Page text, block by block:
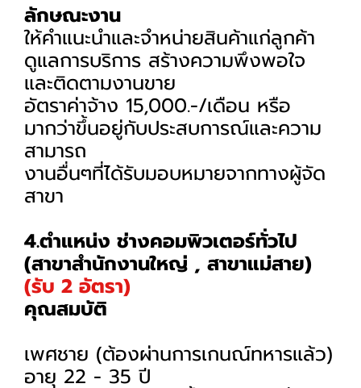
ลักษณะงาน
ให้คำแนะนำและจำหน่ายสินค้าแก่ลูกค้า
ดูแลการบริการ สร้างความพึงพอใจ
และติดตามงานขาย
อัตราค่าจ้าง 15,000.-/เดือน หรือ
มากว่าขึ้นอยู่กับประสบการณ์และความ
สามารถ
งานอื่นๆที่ได้รับมอบหมายจากทางผู้จัด
สาขา
4.ตำแหน่ง ช่างคอมพิวเตอร์ทั่วไป
(สาขาสำนักงานใหญ่ , สาขาแม่สาย)
(รับ 2 อัตรา)
คุณสมบัติ
เพศชาย (ต้องผ่านการเกนณ์ทหารแล้ว)
อายุ 22 - 35 ปี